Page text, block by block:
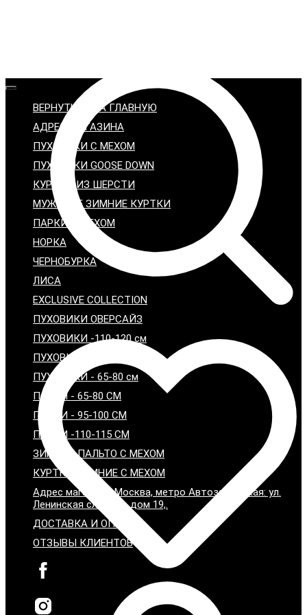
ВЕРНУТЬСЯ НА ГЛАВНУЮ
АДРЕС МАГАЗИНА
ПУХОВИКИ С МЕХОМ
ПУХОВИКИ GOOSE DOWN
КУРТКИ ИЗ ШЕРСТИ
МУЖСКИЕ ЗИМНИЕ КУРТКИ
ПАРКИ С МЕХОМ
НОРКА
ЧЕРНОБУРКА
ЛИСА
EXCLUSIVE COLLECTION
ПУХОВИКИ ОВЕРСАЙЗ
ПУХОВИКИ -110-120 см
ПУХОВИКИ - 95-100 см
ПУХОВИКИ - 65-80 см
ПАРКИ - 65-80 СМ
ПАРКИ - 95-100 СМ
ПАРКИ -110-115 СМ
ЗИМНИЕ ПАЛЬТО С МЕХОМ
КУРТКИ ЗИМНИЕ С МЕХОМ
Адрес магазина: Москва, метро Автозаводская: ул.
Ленинская слобода дом 19,.
ДОСТАВКА И ОПЛАТА
ОТЗЫВЫ КЛИЕНТОВ